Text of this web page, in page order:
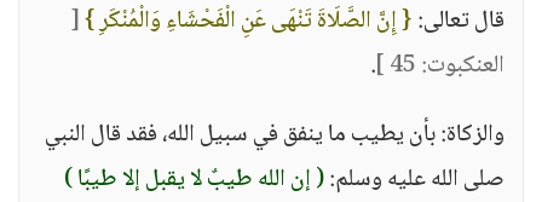
قال تعالى:{ إِنَّ الصَّلَاةَ تَنْهَى عَنِ الْفَحْشَاءِ وَالْمُنْكَرِ }[
العنكبوت: 45 ]
.
والزكاة: بأن يطيب ما ينفق في سبيل الله، فقد قال النبي
صلى الله عليه وسلم:( إن الله طيبٌ لا يقبل إلا طيبًا )